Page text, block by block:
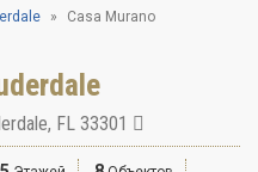
Casa Murano
, FL 33301